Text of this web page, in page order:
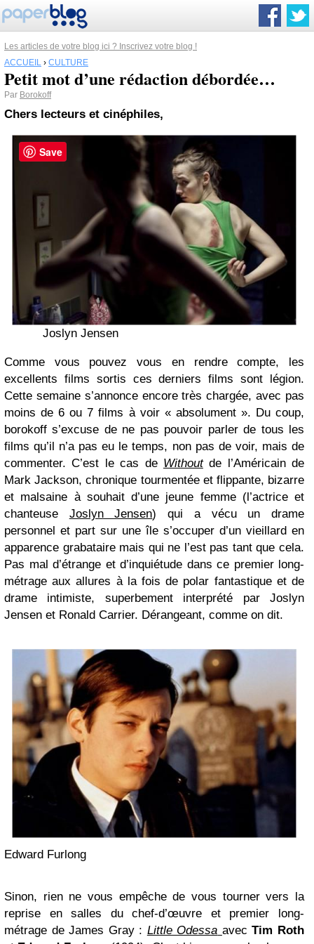
Les articles de votre blog ici ? Inscrivez votre blog !
ACCUEIL › CULTURE
Petit mot d’une rédaction débordée…
Par Borokoff
Chers lecteurs et cinéphiles,
Joslyn Jensen
Comme vous pouvez vous en rendre compte, les
excellents films sortis ces derniers films sont légion.
Cette semaine s’annonce encore très chargée, avec pas
moins de 6 ou 7 films à voir « absolument ». Du coup,
borokoff s’excuse de ne pas pouvoir parler de tous les
films qu’il n’a pas eu le temps, non pas de voir, mais de
commenter. C’est le cas de Withoutde l’Américain de
Mark Jackson, chronique tourmentée et flippante, bizarre
et malsaine à souhait d’une jeune femme (l’actrice et
chanteuse Joslyn Jensen) qui a vécu un drame
personnel et part sur une île s’occuper d’un vieillard en
apparence grabataire mais qui ne l’est pas tant que cela.
Pas mal d’étrange et d’inquiétude dans ce premier long-
métrage aux allures à la fois de polar fantastique et de
drame intimiste, superbement interprété par Joslyn
Jensen et Ronald Carrier. Dérangeant, comme on dit.
Edward Furlong
Sinon, rien ne vous empêche de vous tourner vers la
reprise en salles du chef-d’œuvre et premier long-
métrage de James Gray : Little Odessa avecTim Roth
Save